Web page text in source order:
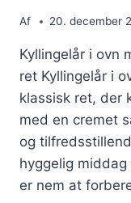
Af 20. december
Kyllingelår i ovn
ret Kyllingelår i
klassisk ret, der
med en cremet
og
hyggelig
er nem at